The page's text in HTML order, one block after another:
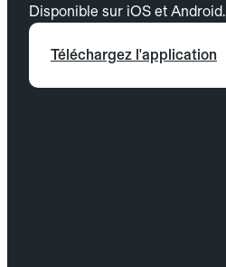
Disponible sur iOS et Android.
Téléchargez l'application